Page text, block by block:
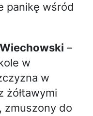
panikę wśród
Wiechowski –
w
w
żółtawymi
zmuszony do